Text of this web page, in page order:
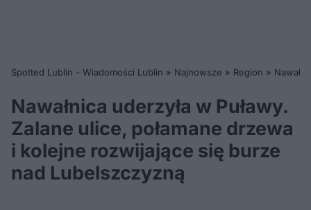
Spotted Lublin - Wiadomości Lublin » Najnowsze » Region »
Nawałnica uderzyła w Puławy.
Zalane ulice, połamane drzewa
i kolejne rozwijające się burze
nad Lubelszczyzną